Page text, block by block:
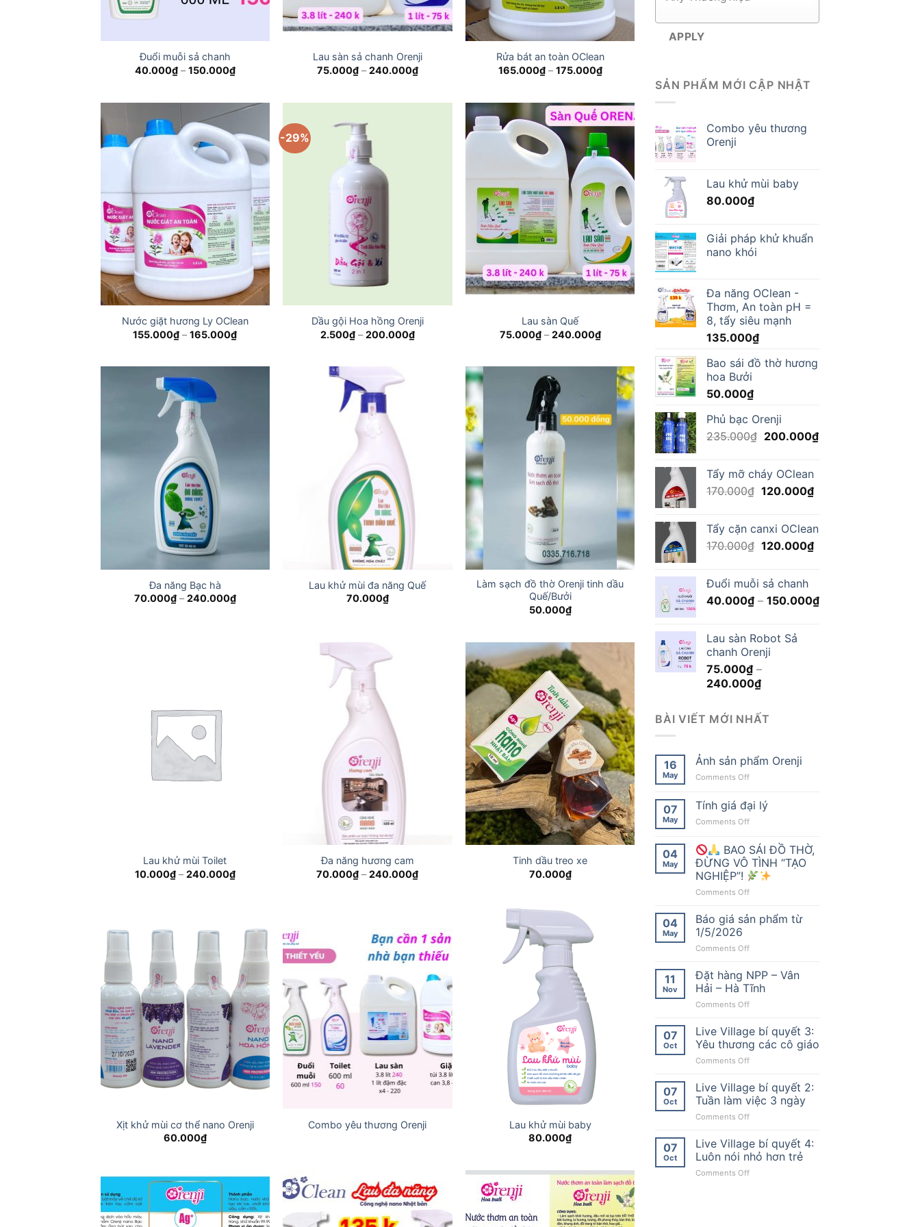
Đuổi muỗi sả chanh
40.000₫ – 150.000₫Price
range:
150.000₫
Lau sàn sả chanh Orenji
75.000₫ – 240.000₫Price
range:
Rửa bát an toàn OClean
165.000₫ – 175.000₫Price
range:
175.000₫
Nước giặt hương Ly OClean
155.000₫ – 165.000₫Price
-29%
Dầu gội Hoa hồng Orenji
2.500₫ – 200.000₫Price
range:
Lau sàn Quế
75.000₫ – 240.000₫Price
range:
240.000₫
Đa năng Bạc hà
70.000₫ – 240.000₫Price
range:
Lau khử mùi đa năng Quế
70.000₫
Làm sạch đồ thờ Orenji tinh dầu
Quế/Bưởi
50.000₫
Lau khử mùi Toilet
10.000₫ – 240.000₫Price
range:
Đa năng hương cam
70.000₫ – 240.000₫Price
Tinh dầu treo xe
70.000₫
Xịt khử mùi cơ thể nano Orenji
60.000₫
Combo yêu thương Orenji
Lau khử mùi baby
80.000₫
APPLY
SẢN PHẨM MỚI CẬP NHẬT
Combo yêu thương
Orenji
Lau khử mùi baby
80.000₫
Giải pháp khử khuẩn
nano khói
Đa năng OClean -
Thơm, An toàn pH =
8, tẩy siêu mạnh
135.000₫
Bao sái đồ thờ hương
hoa Bưởi
50.000₫
Phủ bạc Orenji
235.000₫ Original
235.000₫.
200.000₫Current
Tẩy mỡ cháy OClean
170.000₫ Original
170.000₫.
120.000₫Current
120.000₫.
Tẩy cặn canxi OClean
170.000₫ Original
170.000₫.
120.000₫Current
Đuổi muỗi sả chanh
40.000₫ – 150.000₫Price
Lau sàn Robot Sả
chanh Orenji
75.000₫ –
240.000₫Price
75.000₫
through
BÀI VIẾT MỚI NHẤT
16
May
Ảnh sản phẩm Orenji
Comments Offon
sản
phẩm
Orenji
07
May
Tính giá đại lý
Comments Offon
giá
đại
lý
04
May
BAO SÁI ĐỒ THỜ,
ĐỪNG VÔ TÌNH “TẠO
NGHIỆP”!
Comments Offon
BAO
ĐỒ
ĐỪNG
VÔ
04
May
Báo giá sản phẩm từ
1/5/2026
Comments Offon
giá
sản
phẩm
từ
11
Nov
Đặt hàng NPP – Vân
Hải – Hà Tĩnh
Comments Offon
hàng
NPP
–
Vân
–
Hà
Tĩnh
07
Oct
Live Village bí quyết 3:
Yêu thương các cô giáo
Comments Offon
Village
bí
quyết
3:
thương
các
07
Oct
Live Village bí quyết 2:
Tuần làm việc 3 ngày
Comments Offon
Village
bí
quyết
2:
07
Oct
Live Village bí quyết 4:
Luôn nói nhỏ hơn trẻ
Comments Offon